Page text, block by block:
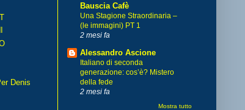
Denis
Bauscia Cafè
Una Stagione Straordinaria –
(le immagini) PT 1
2 mesi fa
Alessandro Ascione
Italiano di seconda
generazione: cos’è? Mistero
della fede
2 mesi fa
Mostra tutto